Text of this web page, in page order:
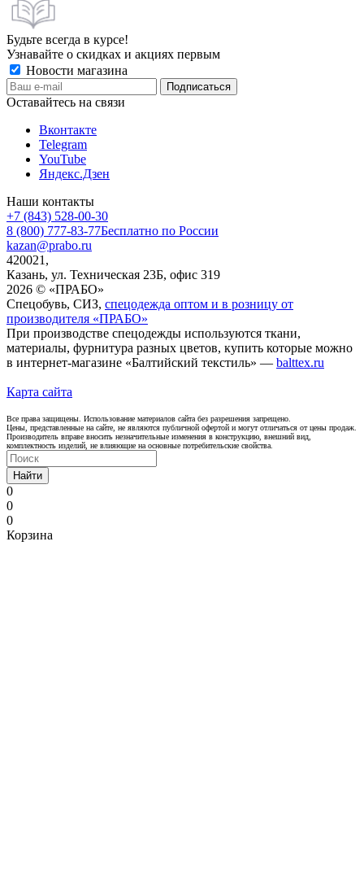
Будьте всегда в курсе!
Узнавайте о скидках и акциях первым
Новости магазина
Оставайтесь на связи
Вконтакте
Telegram
YouTube
Яндекс.Дзен
Наши контакты
+7 (843) 528-00-30
8 (800) 777-83-77Бесплатно по России
kazan@prabo.ru
420021,
Казань, ул. Техническая 23Б, офис 319
2026 © «ПРАБО»
Спецобувь, СИЗ, спецодежда оптом и в розницу от
производителя «ПРАБО»
При производстве спецодежды используются ткани,
материалы, фурнитура разных цветов, купить которые можно
в интернет-магазине «Балтийский текстиль» — balttex.ru
Карта сайта
Все права защищены. Использование материалов сайта без разрешения запрещено.
Цены, представленные на сайте, не являются публичной офертой и могут отличаться от цены продаж.
Производитель вправе вносить незначительные изменения в конструкцию, внешний вид,
комплектность изделий, не влияющие на основные потребительские свойства.
Найти
0
0
0
Корзина